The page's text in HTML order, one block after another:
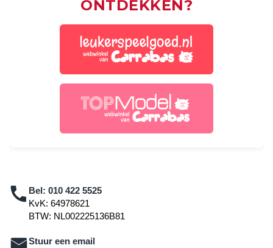
ONTDEKKEN?
Bel: 010 422 5525
KvK: 64978621
BTW: NL002225136B81
Stuur een email